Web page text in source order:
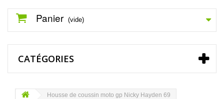
Panier (vide)
CATÉGORIES
Housse de coussin moto gp Nicky Hayden 69